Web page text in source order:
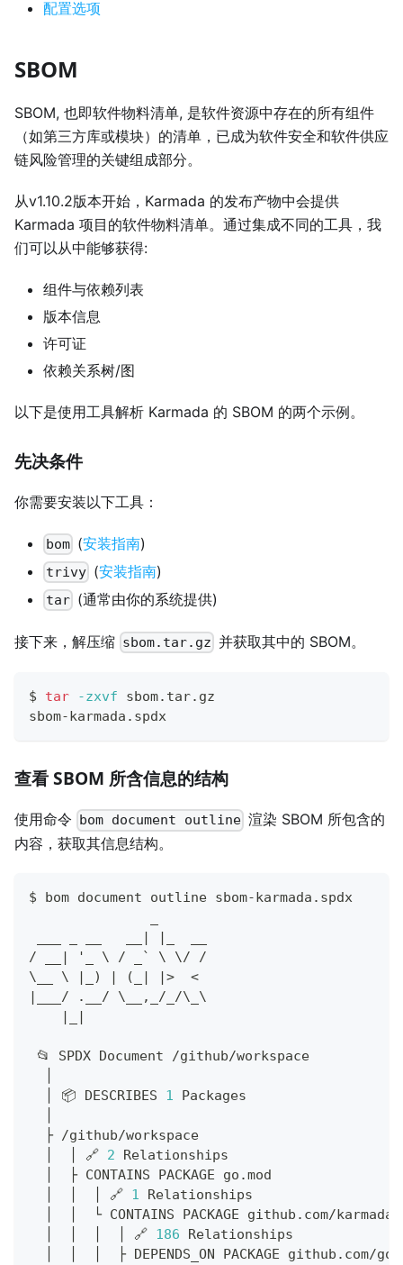
配置选项
SBOM
SBOM, 也即软件物料清单, 是软件资源中存在的所有组件
（如第三方库或模块）的清单，已成为软件安全和软件供应
链风险管理的关键组成部分。
从v1.10.2版本开始，Karmada 的发布产物中会提供
Karmada 项目的软件物料清单。通过集成不同的工具，我
们可以从中能够获得:
组件与依赖列表
版本信息
许可证
依赖关系树/图
以下是使用工具解析 Karmada 的 SBOM 的两个示例。
先决条件
你需要安装以下工具：
bom (安装指南)
trivy (安装指南)
tar (通常由你的系统提供)
接下来，解压缩 sbom.tar.gz 并获取其中的 SBOM。
$ tar -zxvf sbom.tar.gz
sbom-karmada.spdx
查看 SBOM 所含信息的结构
使用命令 bom document outline 渲染 SBOM 所包含的
内容，获取其信息结构。
$ bom document outline sbom-karmada.spdx
/ __
'_ \ / _` \ \/ /
\
\ ) ( >
<
___/ .__/ \ __,_/_/\
\
📂 SPDX Document /github/workspace
  │ 📦 DESCRIBES
1 Packages
  ├ /github/workspace
  │  │ 🔗
2 Relationships
  │  ├ CONTAINS PACKAGE go.mod
  │  │  │ 🔗
1 Relationships
│  │  └ CONTAINS PACKAGE github.com/
  │  │  │  │ 🔗
186 Relationships
│  │  │  ├ DEPENDS_ON PACKAGE github.com/